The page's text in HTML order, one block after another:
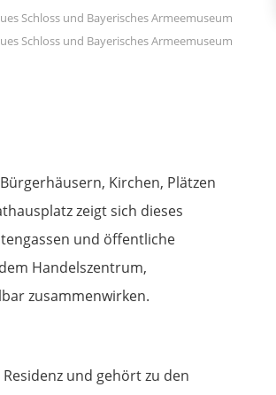
Schloss und Bayerisches Armeemuseum
Kirchen, Plätzen
zeigt sich dieses
und öffentliche
Handelszentrum,
zusammenwirken.
und gehört zu den